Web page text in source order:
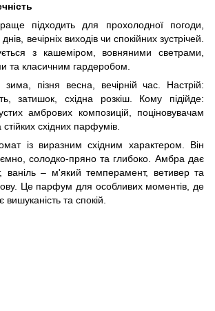
підходить для прохолодної погоди,
вечірніх виходів чи спокійних зустрічей.
з кашеміром, вовняними светрами,
та класичним гардеробом.
зима, пізня весна, вечірній час. Настрій:
затишок, східна розкіш. Кому підійде:
амбрових композицій, поціновувачам
стійких східних парфумів.
із виразним східним характером. Він
солодко-пряно та глибоко. Амбра дає
ваніль – м'який темперамент, ветивер та
Це парфум для особливих моментів, де
та спокій.